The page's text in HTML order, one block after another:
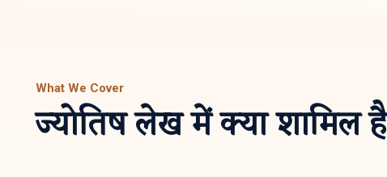
What We Cover
ज्योतिष लेख में क्या शामिल है